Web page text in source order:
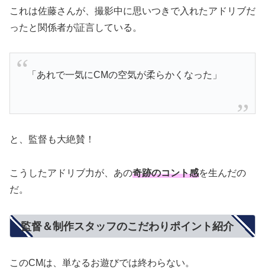
これは佐藤さんが、撮影中に思いつきで入れたアドリブだ
ったと関係者が証言している。
「あれで一気にCMの空気が柔らかくなった」
と、監督も大絶賛！
こうしたアドリブ力が、あの奇跡のコント感を生んだの
だ。
監督＆制作スタッフのこだわりポイント紹介
このCMは、単なるお遊びでは終わらない。